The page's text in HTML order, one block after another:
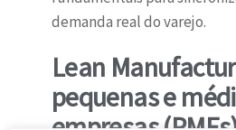
demanda real do varejo.
Lean
pequenas e